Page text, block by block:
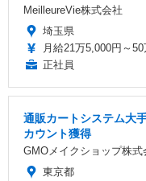
MeilleureVie株式会社
埼玉県
月給21万5,000円～50
正社員
通販カートシステム大
カウント獲得
GMOメイクショップ株式
東京都